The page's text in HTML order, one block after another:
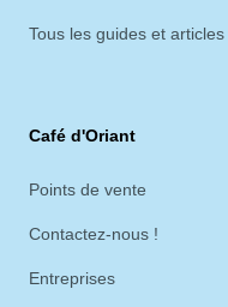
Tous les guides et articles
Café d'Oriant
Points de vente
Contactez-nous !
Entreprises